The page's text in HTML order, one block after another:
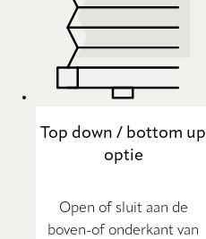
Top down / bottom up
optie
Open of sluit aan de
boven-of onderkant van